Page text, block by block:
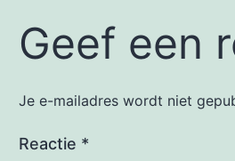
Geef een
Je e-mailadres wordt niet
Reactie *